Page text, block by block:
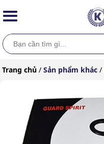
Trang chủ / Sản phẩm khác /